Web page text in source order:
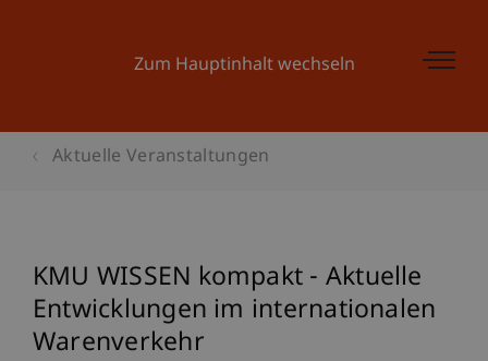
Zum Hauptinhalt wechseln
Aktuelle Veranstaltungen
KMU WISSEN kompakt - Aktuelle
Entwicklungen im internationalen
Warenverkehr